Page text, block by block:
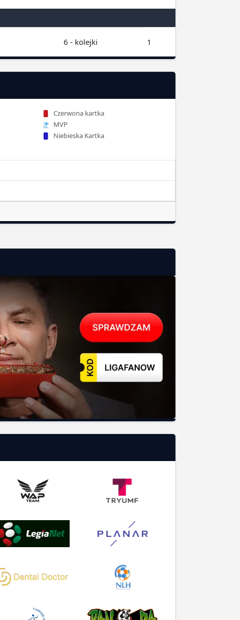
6 - kolejki 1
Czerwona kartka
MVP
Niebieska Kartka
Instrukcja Obsługi
Zasady korzystania